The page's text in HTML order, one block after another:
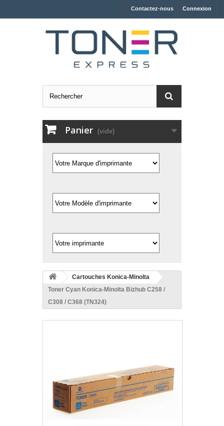
Connexion
Contactez-nous
Panier (vide)
Cartouches Konica-Minolta
Toner Cyan Konica-Minolta Bizhub C258 /
C308 / C368 (TN324)